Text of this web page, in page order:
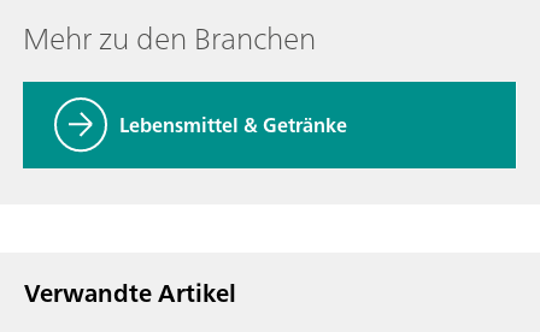
Mehr zu den Branchen
Lebensmittel & Getränke
Verwandte Artikel